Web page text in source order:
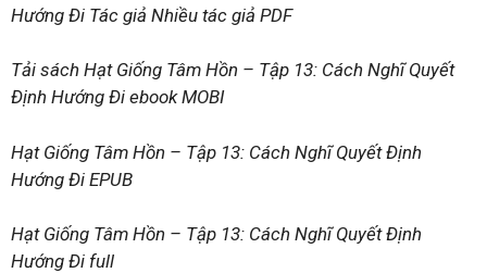
Hướng Đi Tác giả Nhiều tác giả PDF
Tải sách Hạt Giống Tâm Hồn – Tập 13: Cách Nghĩ Quyết
Định Hướng Đi ebook MOBI
Hạt Giống Tâm Hồn – Tập 13: Cách Nghĩ Quyết Định
Hướng Đi EPUB
Hạt Giống Tâm Hồn – Tập 13: Cách Nghĩ Quyết Định
Hướng Đi full